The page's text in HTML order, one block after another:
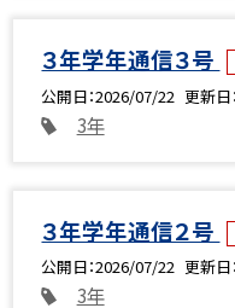
３年学年通信３号
公開日 2026/07/22 更新日
3年
３年学年通信２号
公開日 2026/07/22 更新日
3年